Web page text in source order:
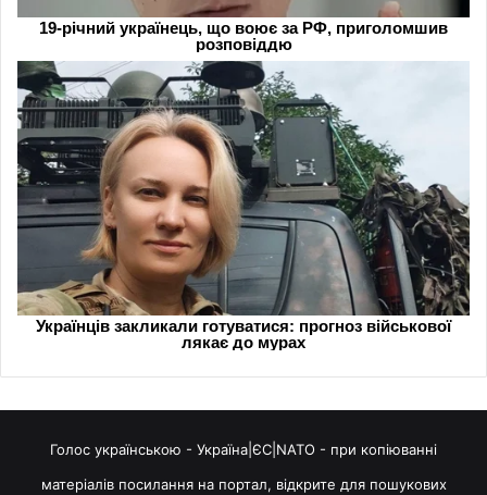
Голос українською - Україна|ЄС|NATO - при копіюванні
матеріалів посилання на портал, відкрите для пошукових